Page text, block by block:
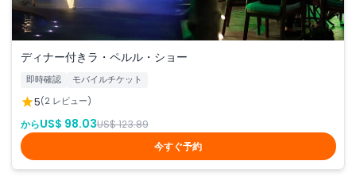
ディナー付きラ・ペルル・ショー
即時確認 モバイルチケット
5(2 レビュー)
からUS$ 98.03US$ 123.89
今すぐ予約